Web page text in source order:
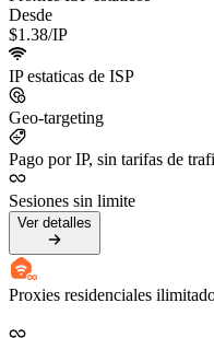
Desde
$1.38/IP
IP estaticas de ISP
Geo-targeting
Pago por IP, sin tarifas de
Sesiones sin limite
Ver detalles
Proxies residenciales